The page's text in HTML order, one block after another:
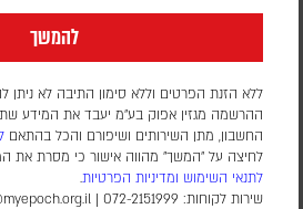
להמשך
ללא הזנת הפרטים וללא סימון התיבה לא
ההרשמה מגזין אפוק בע״מ יעבד את המידע
החשבון, מתן השירותים ושיפורם והכל בהתאם
לחיצה על "המשך" מהווה אישור כי מסרת את
לתנאי השימוש ומדיניות הפרטיות.
שירות לקוחות: 072-2151999 |
דורון פסקין
סגן שר החוץ האיראני אמר כי ההבנות
הכניסה והיציאה למצר, הקמת מרכז תיאום
וקבלת מידע מכלי שיט שירצו לעבור במצר